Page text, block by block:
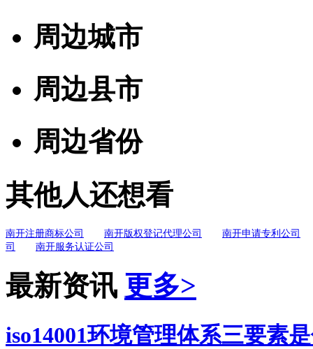
周边城市
周边县市
周边省份
其他人还想看
南开注册商标公司 南开版权登记代理公司
南开申请专利公司
司
南开服务认证公司
最新资讯 更多>
iso14001环境管理体系三要素